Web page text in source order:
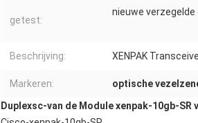
getest:
nieuwe verzegelde
Beschrijving: XENPAK
Markeren: optische
Duplexsc-van de Module xenpak-10gb-